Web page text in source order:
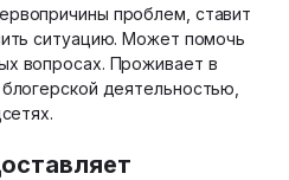
проблем, ставит
ситуацию. Может помочь
вопросах. Проживает в
деятельностью,